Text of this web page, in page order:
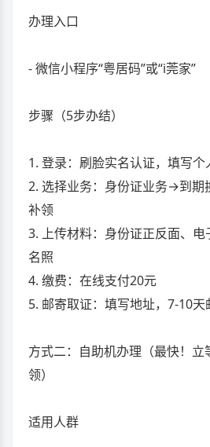
办理入口
- 微信小程序“粤居码”或“i莞家”
步骤（5步办结）
1. 登录：刷脸实名认证，填写个
2. 选择业务：身份证业务→到期
补领
3. 上传材料：身份证正反面、
名照
4. 缴费：在线支付20元
5. 邮寄取证：填写地址，7-10天
方式二：自助机办理（最快！立
领）
适用人群